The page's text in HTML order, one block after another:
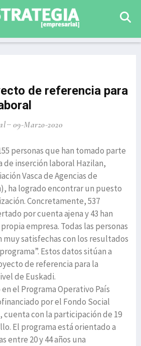
de referencia para
09-Marzo-2020
personas que han tomado parte
de inserción laboral Hazilan,
Vasca de Agencias de
ha logrado encontrar un puesto
Concretamente, 537
por cuenta ajena y 43 han
empresa. Todas las personas
satisfechas con los resultados
Estos datos sitúan a
de referencia para la
de Euskadi.
el Programa Operativo País
por el Fondo Social
cuenta con la participación de 19
El programa está orientado a
entre 20 y 44 años una